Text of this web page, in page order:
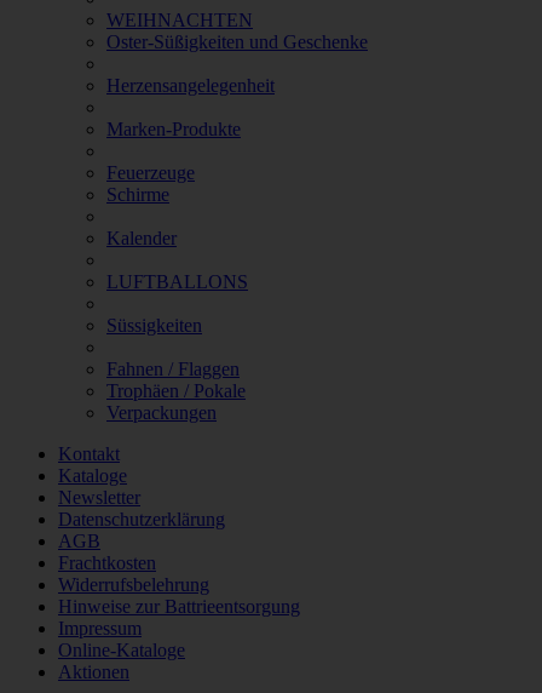
WEIHNACHTEN
Oster-Süßigkeiten und Geschenke
Herzensangelegenheit
Marken-Produkte
Feuerzeuge
Schirme
Kalender
LUFTBALLONS
Süssigkeiten
Fahnen / Flaggen
Trophäen / Pokale
Verpackungen
Kontakt
Kataloge
Newsletter
Datenschutzerklärung
AGB
Frachtkosten
Widerrufsbelehrung
Hinweise zur Battrieentsorgung
Impressum
Online-Kataloge
Aktionen